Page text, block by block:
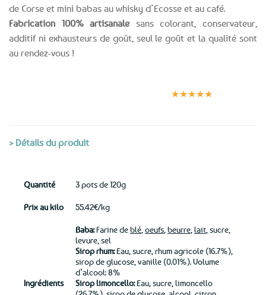
de Corse et mini babas au whisky d’Ecosse et au café.
Fabrication 100% artisanale sans colorant, conservateur,
additif ni exhausteurs de goût, seul le goût et la qualité sont
au rendez-vous !
★★★★★
> Détails du produit
Quantité 3 pots de 120g
Prix au kilo 55.42€/kg
Ingrédients
Baba:Farine deblé oeufs beurre lait , sucre,
levure, sel
Sirop rhum:Eau, sucre, rhum agricole (16.7%),
sirop de glucose, vanille (0.01%). Volume
d’alcool: 8%
Sirop limoncello:Eau, sucre, limoncello